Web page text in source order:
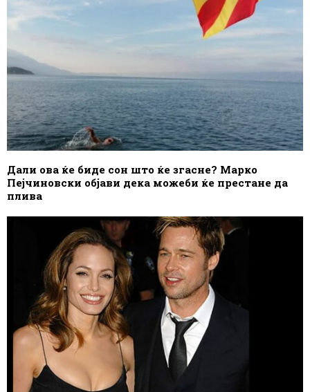
Дали ова ќе биде сон што ќе згасне? Марко
Пејчиновски објави дека можеби ќе престане да
плива